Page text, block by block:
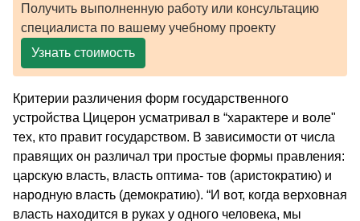
Получить выполненную работу или консультацию
специалиста по вашему учебному проекту
Узнать стоимость
Критерии различения форм государственного
устройства Цицерон усматривал в “характере и воле"
тех, кто правит государством. В зависимости от числа
правящих он различал три простые формы правления:
царскую власть, власть оптима- тов (аристократию) и
народную власть (демократию). “И вот, когда верховная
власть находится в руках у одного человека, мы